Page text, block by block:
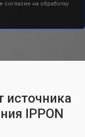
согласие на обработку
источника
IPPON